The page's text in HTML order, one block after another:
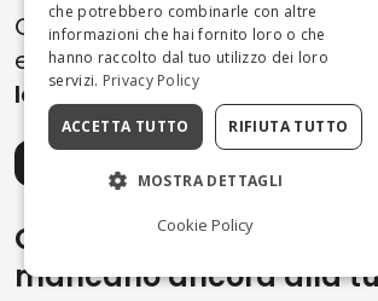
Con una guida esperta,
esplorare le strade di Bologna
lasciandoti condurre… dal
Prenota ora il tuo tour del
Quali cose da fare a
mancano ancora alla
che potrebbero combinarle con altre
informazioni che hai fornito loro o che
hanno raccolto dal tuo utilizzo dei loro
servizi. Privacy Policy
ACCETTA TUTTO RIFIUTA TUTTO
MOSTRA DETTAGLI
Cookie Policy